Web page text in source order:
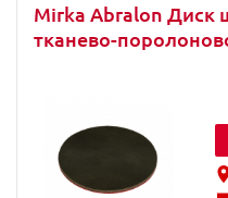
Mirka Abralon Диск
тканево-